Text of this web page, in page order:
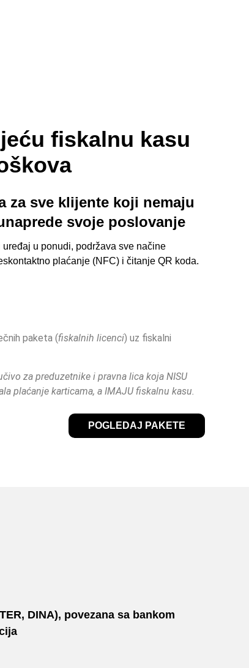
fiskalnu kasu
za sve klijente koji nemaju
svoje poslovanje
u ponudi, podržava sve načine
plaćanje (NFC) i čitanje QR koda.
paketa (fiskalnih licenci) uz fiskalni
za preduzetnike i pravna lica koja NISU
plaćanje karticama, a IMAJU fiskalnu kasu.
POGLEDAJ PAKETE
DINA), povezana sa bankom